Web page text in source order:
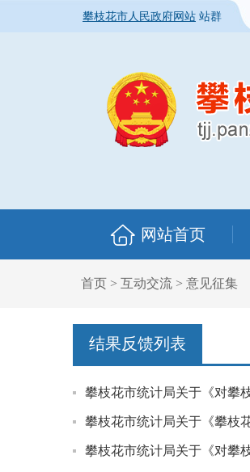
攀枝花市人民政府网站 站群
网站首页
首页> 互动交流> 意见征集
结果反馈列表
攀枝花市统计局关于《对攀
攀枝花市统计局关于《攀枝
攀枝花市统计局关于《对攀